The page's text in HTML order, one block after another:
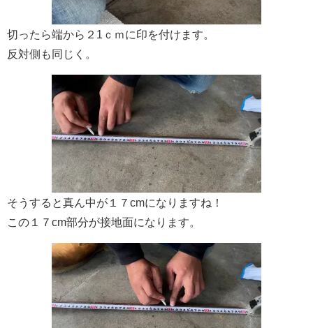
切ったら端から２1ｃｍに印を付けます。
反対側も同じく。
そうすると真ん中が１７cmになりますね！
この１７cm部分が接地面になります。